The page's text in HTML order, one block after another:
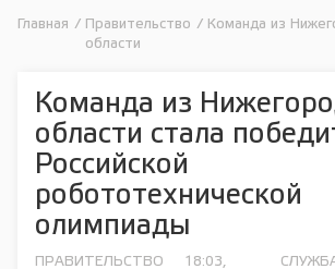
Главная /
Правительство
области
/ Команда из
Команда из
области стала
Российской
робототехнической
олимпиады
ПРАВИТЕЛЬСТВО
18:03,